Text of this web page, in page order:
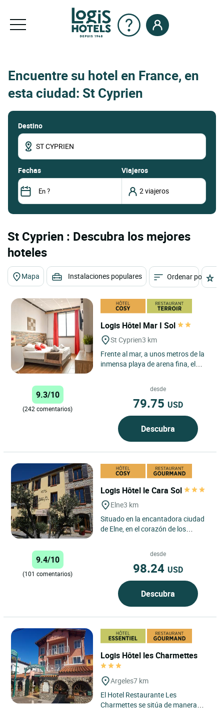
Encuentre su hotel en France, en
esta ciudad: St Cyprien
Destino
fechas Viajeros
St Cyprien : Descubra los mejores
hoteles
Mapa Instalaciones populares Ordenar por
Logis Hôtel Mar I Sol
St Cyprien3 km
Frente al mar, a unos metros de la
inmensa playa de arena fina, el
9.3/10
(242 comentarios)
desde
79.75 USD
Descubra
Logis Hôtel le Cara Sol
Elne3 km
Situado en la encantadora ciudad
de Elne, en el corazón de los
9.4/10
(101 comentarios)
desde
98.24 USD
Descubra
Logis Hôtel les Charmettes
Argeles7 km
El Hotel Restaurante Les
Charmettes se sitúa de manera